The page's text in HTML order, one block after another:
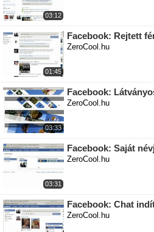
03:12
01:45
Facebook: Rejtett
ZeroCool.hu
03:33
Facebook:
ZeroCool.hu
03:31
Facebook: Saját
ZeroCool.hu
Facebook: Chat
ZeroCool.hu